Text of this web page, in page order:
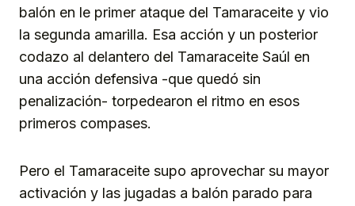
balón en le primer ataque del Tamaraceite y vio
la segunda amarilla. Esa acción y un posterior
codazo al delantero del Tamaraceite Saúl en
una acción defensiva -que quedó sin
penalización- torpedearon el ritmo en esos
primeros compases.
Pero el Tamaraceite supo aprovechar su mayor
activación y las jugadas a balón parado para